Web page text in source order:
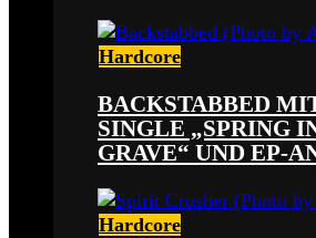
Hardcore
BACKSTABBED
SINGLE „SPRING
GRAVE“ UND EP-
Hardcore